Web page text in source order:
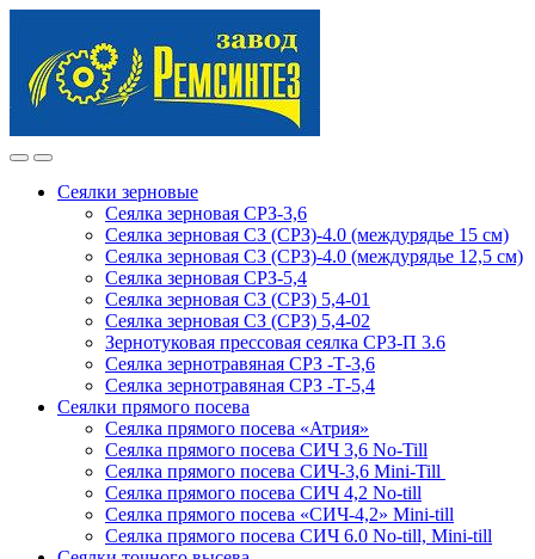
navigation
content
Сеялки зерновые
Сеялка зерновая СРЗ-3,6
Сеялка зерновая СЗ (СРЗ)-4.0 (междурядье 15 см)
Сеялка зерновая СЗ (СРЗ)-4.0 (междурядье 12,5 см)
Сеялка зерновая СРЗ-5,4
Сеялка зерновая СЗ (СРЗ) 5,4-01
Сеялка зерновая СЗ (СРЗ) 5,4-02
Зернотуковая прессовая сеялка СРЗ-П 3.6
Сеялка зернотравяная СРЗ -Т-3,6
Сеялка зернотравяная СРЗ -Т-5,4
Сеялки прямого посева
Сеялка прямого посева «Атрия»
Сеялка прямого посева СИЧ 3,6 No-Till
Сеялка прямого посева СИЧ-3,6 Mini-Till
Сеялка прямого посева СИЧ 4,2 No-till
Сеялка прямого посева «СИЧ-4,2» Mini-till
Сеялка прямого посева СИЧ 6.0 No-till, Mini-till